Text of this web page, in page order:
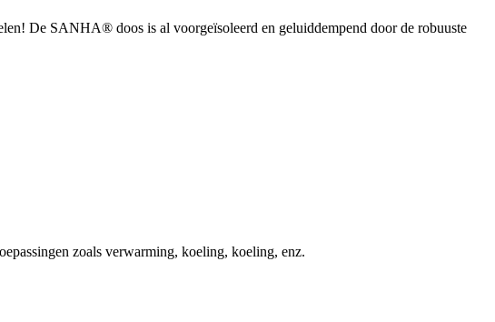
De SANHA® doos is al voorgeïsoleerd en geluiddempend door de robuuste
zoals verwarming, koeling, koeling, enz.